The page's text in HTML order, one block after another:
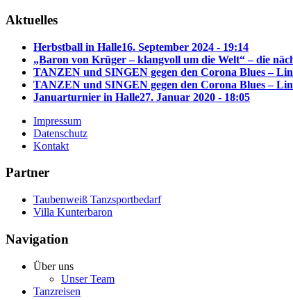
Aktuelles
Herbstball in Halle16. September 2024 - 19:14
„Baron von Krüger – klangvoll um die Welt“ – die
TANZEN und SINGEN gegen den Corona Blues –
TANZEN und SINGEN gegen den Corona Blues –
Januarturnier in Halle27. Januar 2020 - 18:05
Impressum
Datenschutz
Kontakt
Partner
Taubenweiß Tanzsportbedarf
Villa Kunterbaron
Navigation
Über uns
Unser Team
Tanzreisen